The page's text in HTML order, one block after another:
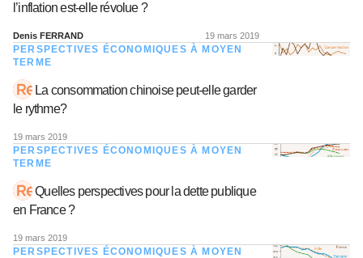
l’inflation est-elle révolue ?
Denis FERRAND 19 mars 2019
PERSPECTIVES ÉCONOMIQUES À MOYEN
TERME
La consommation chinoise peut-elle garder
le rythme?
19 mars 2019
PERSPECTIVES ÉCONOMIQUES À MOYEN
TERME
Quelles perspectives pour la dette publique
en France ?
19 mars 2019
PERSPECTIVES ÉCONOMIQUES À MOYEN